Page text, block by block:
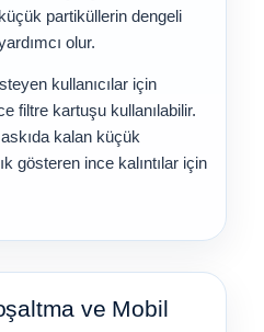
partiküllerin dengeli
olur.
kullanıcılar için
filtre kartuşu kullanılabilir.
kalan küçük
gösteren ince kalıntılar için
ve Mobil